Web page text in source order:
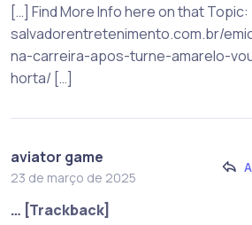
[…] Find More Info here on that Topic:
salvadorentretenimento.com.br/
na-carreira-apos-turne-amarelo-
horta/ […]
aviator game
23 de março de 2025
… [Trackback]